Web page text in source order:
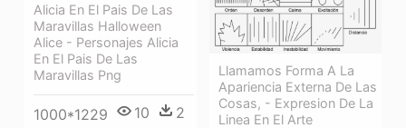
Alicia En El Pais De Las
Maravillas Halloween
Alice - Personajes Alicia
En El Pais De Las
Maravillas Png
1000*1229 10 2
Llamamos Forma A La
Apariencia Externa De Las
Cosas, - Expresion De La
Linea En El Arte